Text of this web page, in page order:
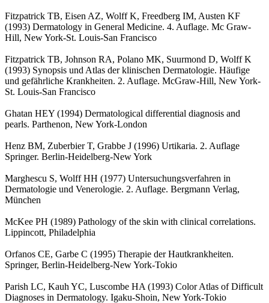
Fitzpatrick TB, Eisen AZ, Wolff K, Freedberg IM, Austen KF
(1993) Dermatology in General Medicine. 4. Auflage. Mc Graw-
Hill, New York-St. Louis-San Francisco
Fitzpatrick TB, Johnson RA, Polano MK, Suurmond D, Wolff K
(1993) Synopsis und Atlas der klinischen Dermatologie. Häufige
und gefährliche Krankheiten. 2. Auflage. McGraw-Hill, New York-
St. Louis-San Francisco
Ghatan HEY (1994) Dermatological differential diagnosis and
pearls. Parthenon, New York-London
Henz BM, Zuberbier T, Grabbe J (1996) Urtikaria. 2. Auflage
Springer. Berlin-Heidelberg-New York
Marghescu S, Wolff HH (1977) Untersuchungsverfahren in
Dermatologie und Venerologie. 2. Auflage. Bergmann Verlag,
München
McKee PH (1989) Pathology of the skin with clinical correlations.
Lippincott, Philadelphia
Orfanos CE, Garbe C (1995) Therapie der Hautkrankheiten.
Springer, Berlin-Heidelberg-New York-Tokio
Parish LC, Kauh YC, Luscombe HA (1993) Color Atlas of Difficult
Diagnoses in Dermatology. Igaku-Shoin, New York-Tokio